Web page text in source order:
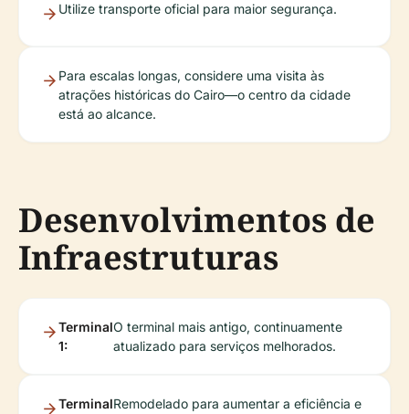
Utilize transporte oficial para maior segurança.
Para escalas longas, considere uma visita às
atrações históricas do Cairo—o centro da cidade
está ao alcance.
Desenvolvimentos de
Infraestruturas
Terminal
1:
O terminal mais antigo, continuamente
atualizado para serviços melhorados.
TerminalRemodelado para aumentar a eficiência e